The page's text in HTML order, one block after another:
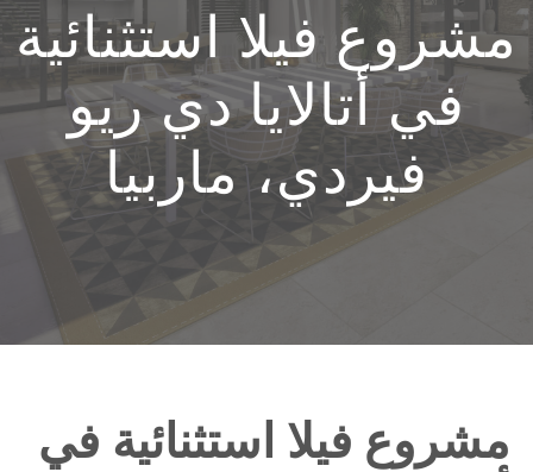
مشروع فيلا استثنائية
في أتالايا دي ريو
فيردي، ماربيا
مشروع فيلا استثنائية في